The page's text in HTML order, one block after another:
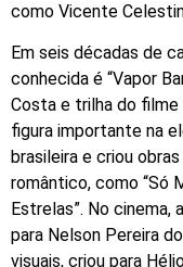
como Vicente
Em seis décadas de
conhecida é “Vapor
Costa e trilha do filme
figura importante na
brasileira e criou
romântico, como “Só
Estrelas”. No cinema,
para Nelson Pereira
visuais, criou para